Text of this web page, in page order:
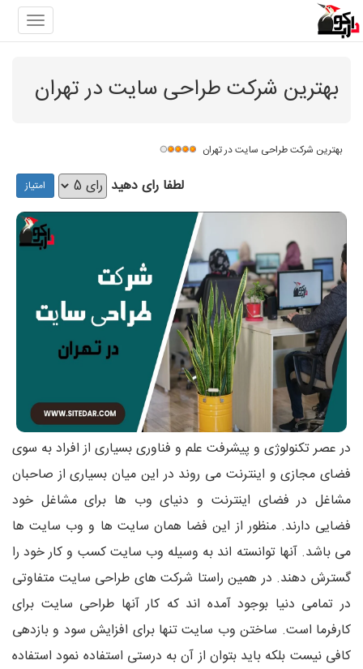
بهترین شرکت طراحی سایت در تهران
بهترین شرکت طراحی سایت در تهران
لطفا رای دهید
در عصر تکنولوژی و پیشرفت علم و فناوری بسیاری از افراد به سوی
فضای مجازی و اینترنت می روند در این میان بسیاری از صاحبان
مشاغل در فضای اینترنت و دنیای وب ها برای مشاغل خود
فضایی دارند. منظور از این فضا همان سایت ها و وب سایت ها
می باشد. آنها توانسته اند به وسیله وب سایت کسب و کار خود را
گسترش دهند. در همین راستا شرکت های طراحی سایت متفاوتی
در تمامی دنیا بوجود آمده اند که کار آنها طراحی سایت برای
کارفرما است. ساختن وب سایت تنها برای افزایش سود و بازدهی
کافی نیست بلکه باید بتوان از آن به درستی استفاده نمود استفاده